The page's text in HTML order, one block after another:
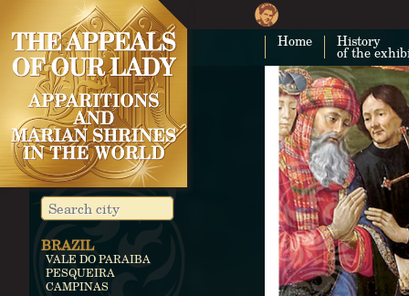
Home History
of the
BRAZIL
VALE DO PARAIBA
PESQUEIRA
CAMPINAS